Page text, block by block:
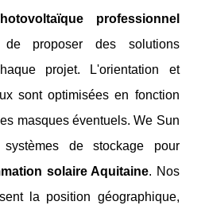
professionnel
proposer des solutions
projet. L'orientation et
sont optimisées en fonction
masques éventuels. We Sun
de stockage pour
solaire Aquitaine. Nos
la position géographique,